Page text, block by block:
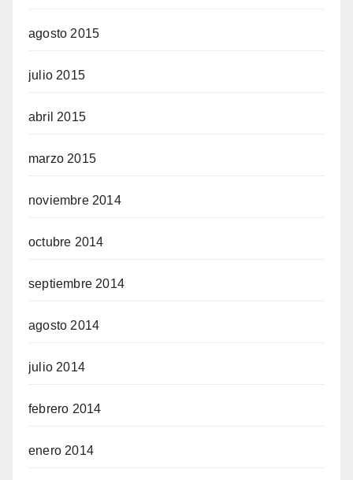
agosto 2015
julio 2015
abril 2015
marzo 2015
noviembre 2014
octubre 2014
septiembre 2014
agosto 2014
julio 2014
febrero 2014
enero 2014